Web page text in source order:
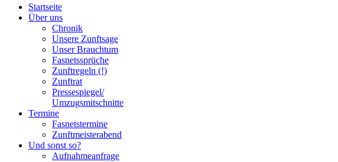
Zum
Inhalt
Startseite
Über uns
Chronik
Unsere Zunftsage
Unser Brauchtum
Fasnetssprüche
Zunftregeln (!)
Zunftrat
Pressespiegel/
Umzugsmitschnitte
Termine
Fasnetstermine
Zunftmeisterabend
Und sonst so?
Aufnahmeanfrage